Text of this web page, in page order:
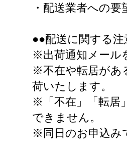
・配送業者への
●●配送に関する注
※出荷通知メール
※不在や転居があ
荷いたします。
※「不在」「転居
できません。
※同日のお申込み